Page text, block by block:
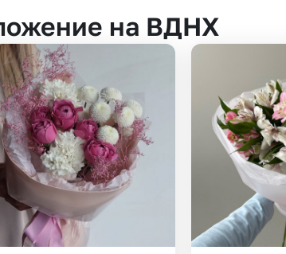
на ВДНХ